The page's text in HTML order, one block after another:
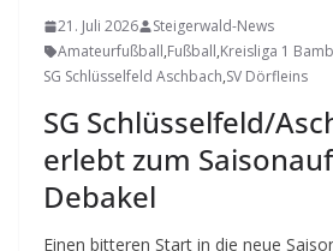
21. Juli 2026
Steigerwald-News
Amateurfußball,Fußball,Kreisliga 1
SG Schlüsselfeld Aschbach,SV Dörfleins
SG Schlüsselfeld/
erlebt zum
Debakel
Einen bitteren Start in die neue